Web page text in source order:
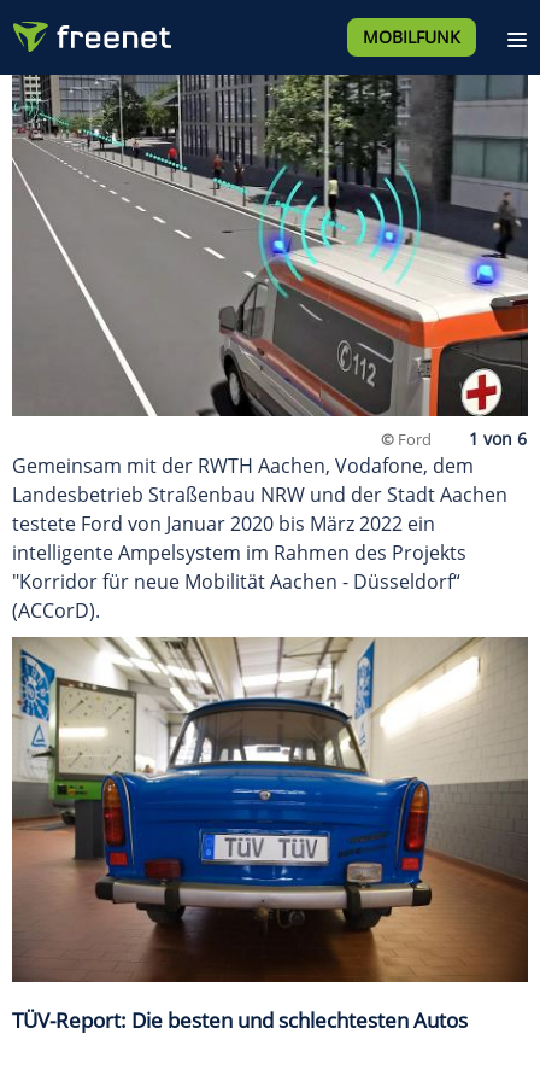
MOBILFUNK
© Ford
Gemeinsam mit der RWTH Aachen, Vodafone, dem
Landesbetrieb Straßenbau NRW und der Stadt Aachen
testete Ford von Januar 2020 bis März 2022 ein
intelligente Ampelsystem im Rahmen des Projekts
"Korridor für neue Mobilität Aachen - Düsseldorf“
(ACCorD).
TÜV-Report: Die besten und schlechtesten Autos